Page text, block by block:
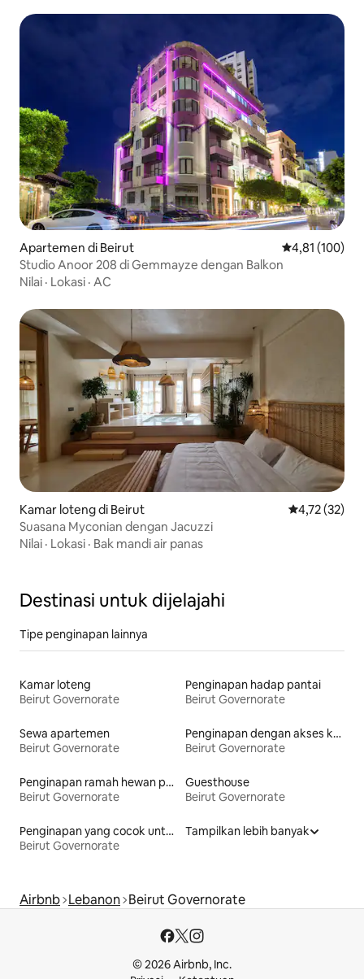
Apartemen di Beirut Nilai rata-rata
4,81 (100)
Studio Anoor 208 di Gemmayze dengan Balkon
Nilai · Lokasi · AC
Kamar loteng di Beirut Nilai rata-
4,72 (32)
Suasana Myconian dengan Jacuzzi
Nilai · Lokasi · Bak mandi air panas
Destinasi untuk dijelajahi
Tipe penginapan lainnya
Kamar loteng
Beirut Governorate
Penginapan hadap pantai
Beirut Governorate
Sewa apartemen
Beirut Governorate
Penginapan dengan akses ke pantai
Beirut Governorate
Penginapan ramah hewan peliharaan
Beirut Governorate
Guesthouse
Beirut Governorate
Penginapan yang cocok untuk keluarga
Beirut Governorate
Tampilkan lebih banyak
Airbnb Lebanon Beirut Governorate
© 2026 Airbnb, Inc.